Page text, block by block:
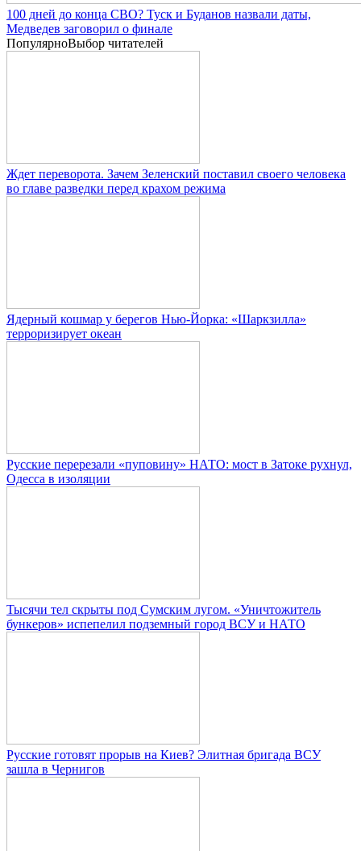
100 дней до конца СВО? Туск и Буданов назвали даты,
Медведев заговорил о финале
ПопулярноВыбор читателей
Ждет переворота. Зачем Зеленский поставил своего человека
во главе разведки перед крахом режима
Ядерный кошмар у берегов Нью-Йорка: «Шаркзилла»
терроризирует океан
Русские перерезали «пуповину» НАТО: мост в Затоке рухнул,
Одесса в изоляции
Тысячи тел скрыты под Сумским лугом. «Уничтожитель
бункеров» испепелил подземный город ВСУ и НАТО
Русские готовят прорыв на Киев? Элитная бригада ВСУ
зашла в Чернигов